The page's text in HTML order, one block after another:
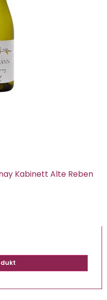
Kabinett Alte Reben